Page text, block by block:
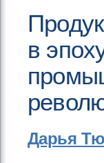
в
Дарья